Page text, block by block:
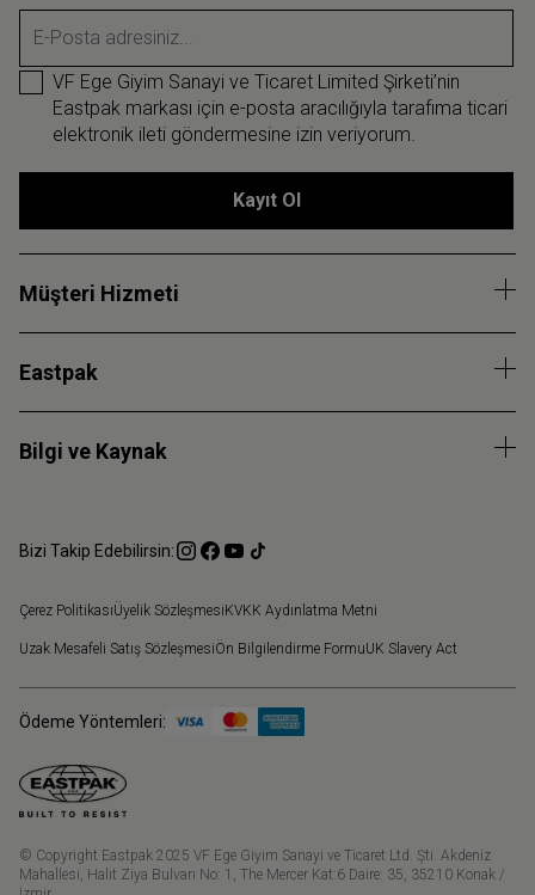
E-Posta adresiniz...
VF Ege Giyim Sanayi ve Ticaret Limited Şirketi’nin
Eastpak markası için e-posta aracılığıyla tarafıma ticari
elektronik ileti göndermesine izin veriyorum.
Kayıt Ol
Müşteri Hizmeti
Eastpak
Bilgi ve Kaynak
Bizi Takip Edebilirsin:
Çerez PolitikasıÜyelik SözleşmesiKVKK Aydınlatma Metni
Uzak Mesafeli Satış SözleşmesiÖn Bilgilendirme FormuUK Slavery Act
Ödeme Yöntemleri:
© Copyright Eastpak 2025 VF Ege Giyim Sanayi ve Ticaret Ltd. Şti. Akdeniz
Mahallesi, Halit Ziya Bulvarı No: 1, The Mercer Kat:6 Daire: 35, 35210 Konak /